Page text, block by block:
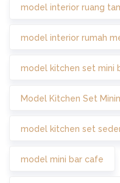
model interior ruang
model interior rumah
model kitchen set mini
Model Kitchen Set
model kitchen set
model mini bar cafe